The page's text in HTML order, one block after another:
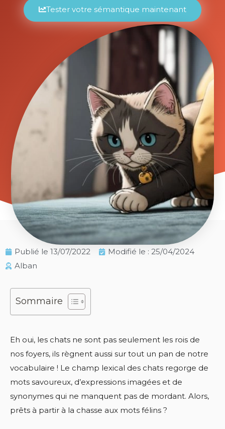
Tester votre sémantique maintenant
Publié le 13/07/2022
Modifié le : 25/04/2024
Alban
Sommaire
Eh oui, les chats ne sont pas seulement les rois de
nos foyers, ils règnent aussi sur tout un pan de notre
vocabulaire ! Le champ lexical des chats regorge de
mots savoureux, d’expressions imagées et de
synonymes qui ne manquent pas de mordant. Alors,
prêts à partir à la chasse aux mots félins ?